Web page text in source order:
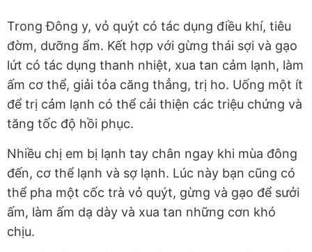
Trong Đông y, vỏ quýt có tác dụng điều khí, tiêu
đờm, dưỡng ẩm. Kết hợp với gừng thái sợi và gạo
lứt có tác dụng thanh nhiệt, xua tan cảm lạnh, làm
ấm cơ thể, giải tỏa căng thẳng, trị ho. Uống một ít
để trị cảm lạnh có thể cải thiện các triệu chứng và
tăng tốc độ hồi phục.
Nhiều chị em bị lạnh tay chân ngay khi mùa đông
đến, cơ thể lạnh và sợ lạnh. Lúc này bạn cũng có
thể pha một cốc trà vỏ quýt, gừng và gạo để sưởi
ấm, làm ấm dạ dày và xua tan những cơn khó
chịu.